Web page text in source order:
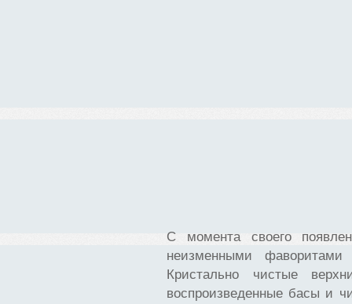
С момента своего
неизменными
Кристально чистые
воспроизведенные басы и